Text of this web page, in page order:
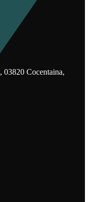
03820 Cocentaina,